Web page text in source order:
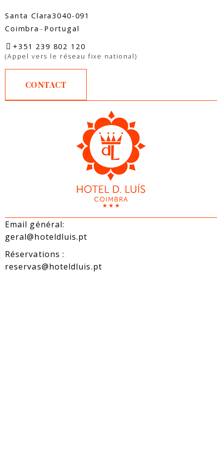
Santa Clara3040-091
Coimbra–Portugal
+351 239 802 120
(Appel vers le réseau fixe national)
CONTACT
Email général:
geral@hoteldluis.pt
Réservations :
reservas@hoteldluis.pt